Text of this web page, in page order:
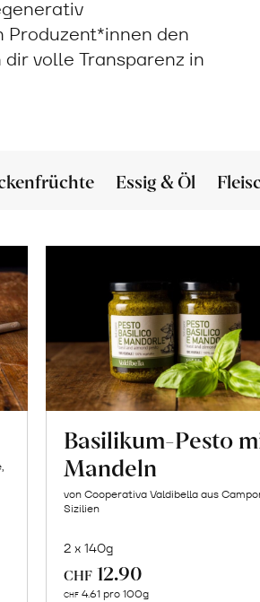
Produzent*innen den
volle Transparenz in
Essig & Öl
Basilikum-Pesto
Mandeln
von Cooperativa Valdibella aus
Sizilien
2 x 140g
CHF 12.90
CHF 4.61 pro 100g